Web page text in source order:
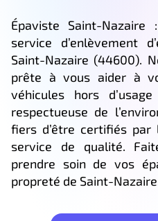
Épaviste Saint-
service d’enlèvement
Saint-Nazaire (44600).
prête à vous aider à
véhicules hors
respectueuse de
fiers d’être certifiés par
service de qualité.
prendre soin de vos
propreté de Saint-